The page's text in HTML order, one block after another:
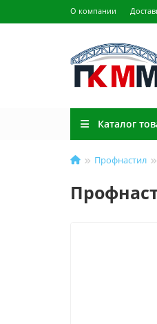
О компании
Каталог
Профнастил